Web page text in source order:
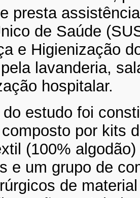
presta
de Saúde
e Higienização
lavanderia,
hospitalar.
estudo foi
por kits
(100%
e um grupo de
de